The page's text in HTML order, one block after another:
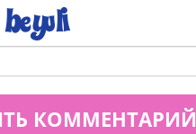
КОММЕНТАРИЙ